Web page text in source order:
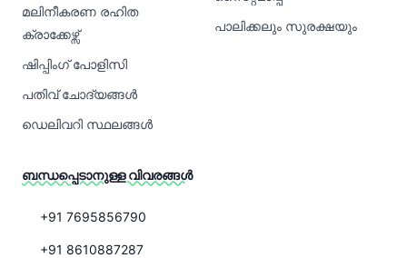
മലിനീകരണ രഹിത
ക്രാക്കേഴ്സ്
ഷിപ്പിംഗ് പോളിസി
പതിവ് ചോദ്യങ്ങൾ
ഡെലിവറി സ്ഥലങ്ങൾ
പാലിക്കലും സുരക്ഷയും
ബന്ധപ്പെടാനുള്ള വിവരങ്ങൾ
+91 7695856790
+91 8610887287